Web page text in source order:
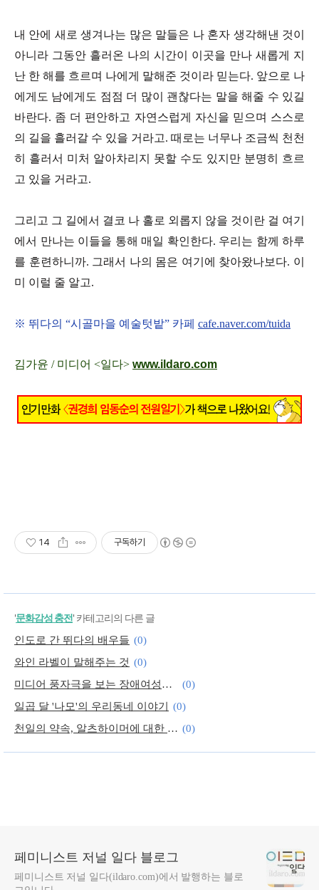
내 안에 새로 생겨나는 많은 말들은 나 혼자 생각해낸 것이
아니라 그동안 흘러온 나의 시간이 이곳을 만나 새롭게 지
난 한 해를 흐르며 나에게 말해준 것이라 믿는다. 앞으로 나
에게도 남에게도 점점 더 많이 괜찮다는 말을 해줄 수 있길
바란다. 좀 더 편안하고 자연스럽게 자신을 믿으며 스스로
의 길을 흘러갈 수 있을 거라고. 때로는 너무나 조금씩 천천
히 흘러서 미처 알아차리지 못할 수도 있지만 분명히 흐르
고 있을 거라고.
그리고 그 길에서 결코 나 홀로 외롭지 않을 것이란 걸 여기
에서 만나는 이들을 통해 매일 확인한다. 우리는 함께 하루
를 훈련하니까. 그래서 나의 몸은 여기에 찾아왔나보다. 이
미 이럴 줄 알고.
※ 뛰다의 “시골마을 예술텃밭” 카페 cafe.naver.com/tuida
김가윤 / 미디어 <일다> www.ildaro.com
14 구독하기
'문화감성 충전' 카테고리의 다른 글
인도로 간 뛰다의 배우들 (0)
와인 라벨이 말해주는 것 (0)
미디어 풍자극을 보는 장애여성의 씁쓸함
(0)
일곱 달 '나모'의 우리동네 이야기
(0)
천일의 약속, 알츠하이머에 대한 '다른 생각' (0)
화이트와인 대명사 샤르도네와 소비뇽블랑 이야기
(0)
페미니스트 저널 일다 블로그
페미니스트 저널 일다(ildaro.com)에서 발행하는 블로